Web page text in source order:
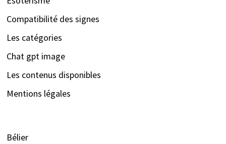
Compatibilité des signes
Les catégories
Chat gpt image
Les contenus disponibles
Mentions légales
Bélier